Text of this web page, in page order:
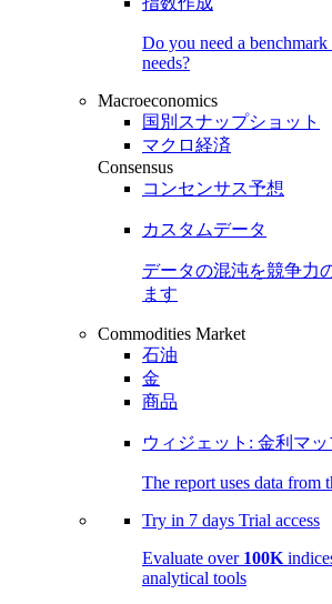
Do you need a
needs?
Macroeconomics
国別スナップショット
マクロ経済
Consensus
コンセンサス予想
カスタムデータ
データの混沌を競争力
ます
Commodities Market
石油
金
商品
ウィジェット: 金利マ
The report uses data from
Try in 7 days Trial access
Evaluate over 100K
analytical tools